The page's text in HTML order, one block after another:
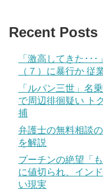
Recent Posts
「激高してきた･･
（７）に暴行か 従
「ルパン三世」名
で周辺徘徊疑い ト
捕
弁護士の無料相談
を解説
プーチンの絶望「
に値切られ、イン
い現実